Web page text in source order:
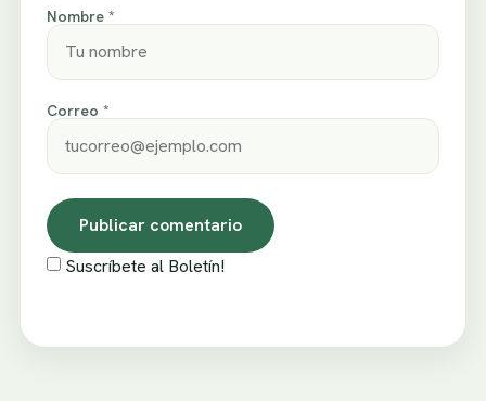
Nombre *
Correo *
Suscríbete al Boletín!